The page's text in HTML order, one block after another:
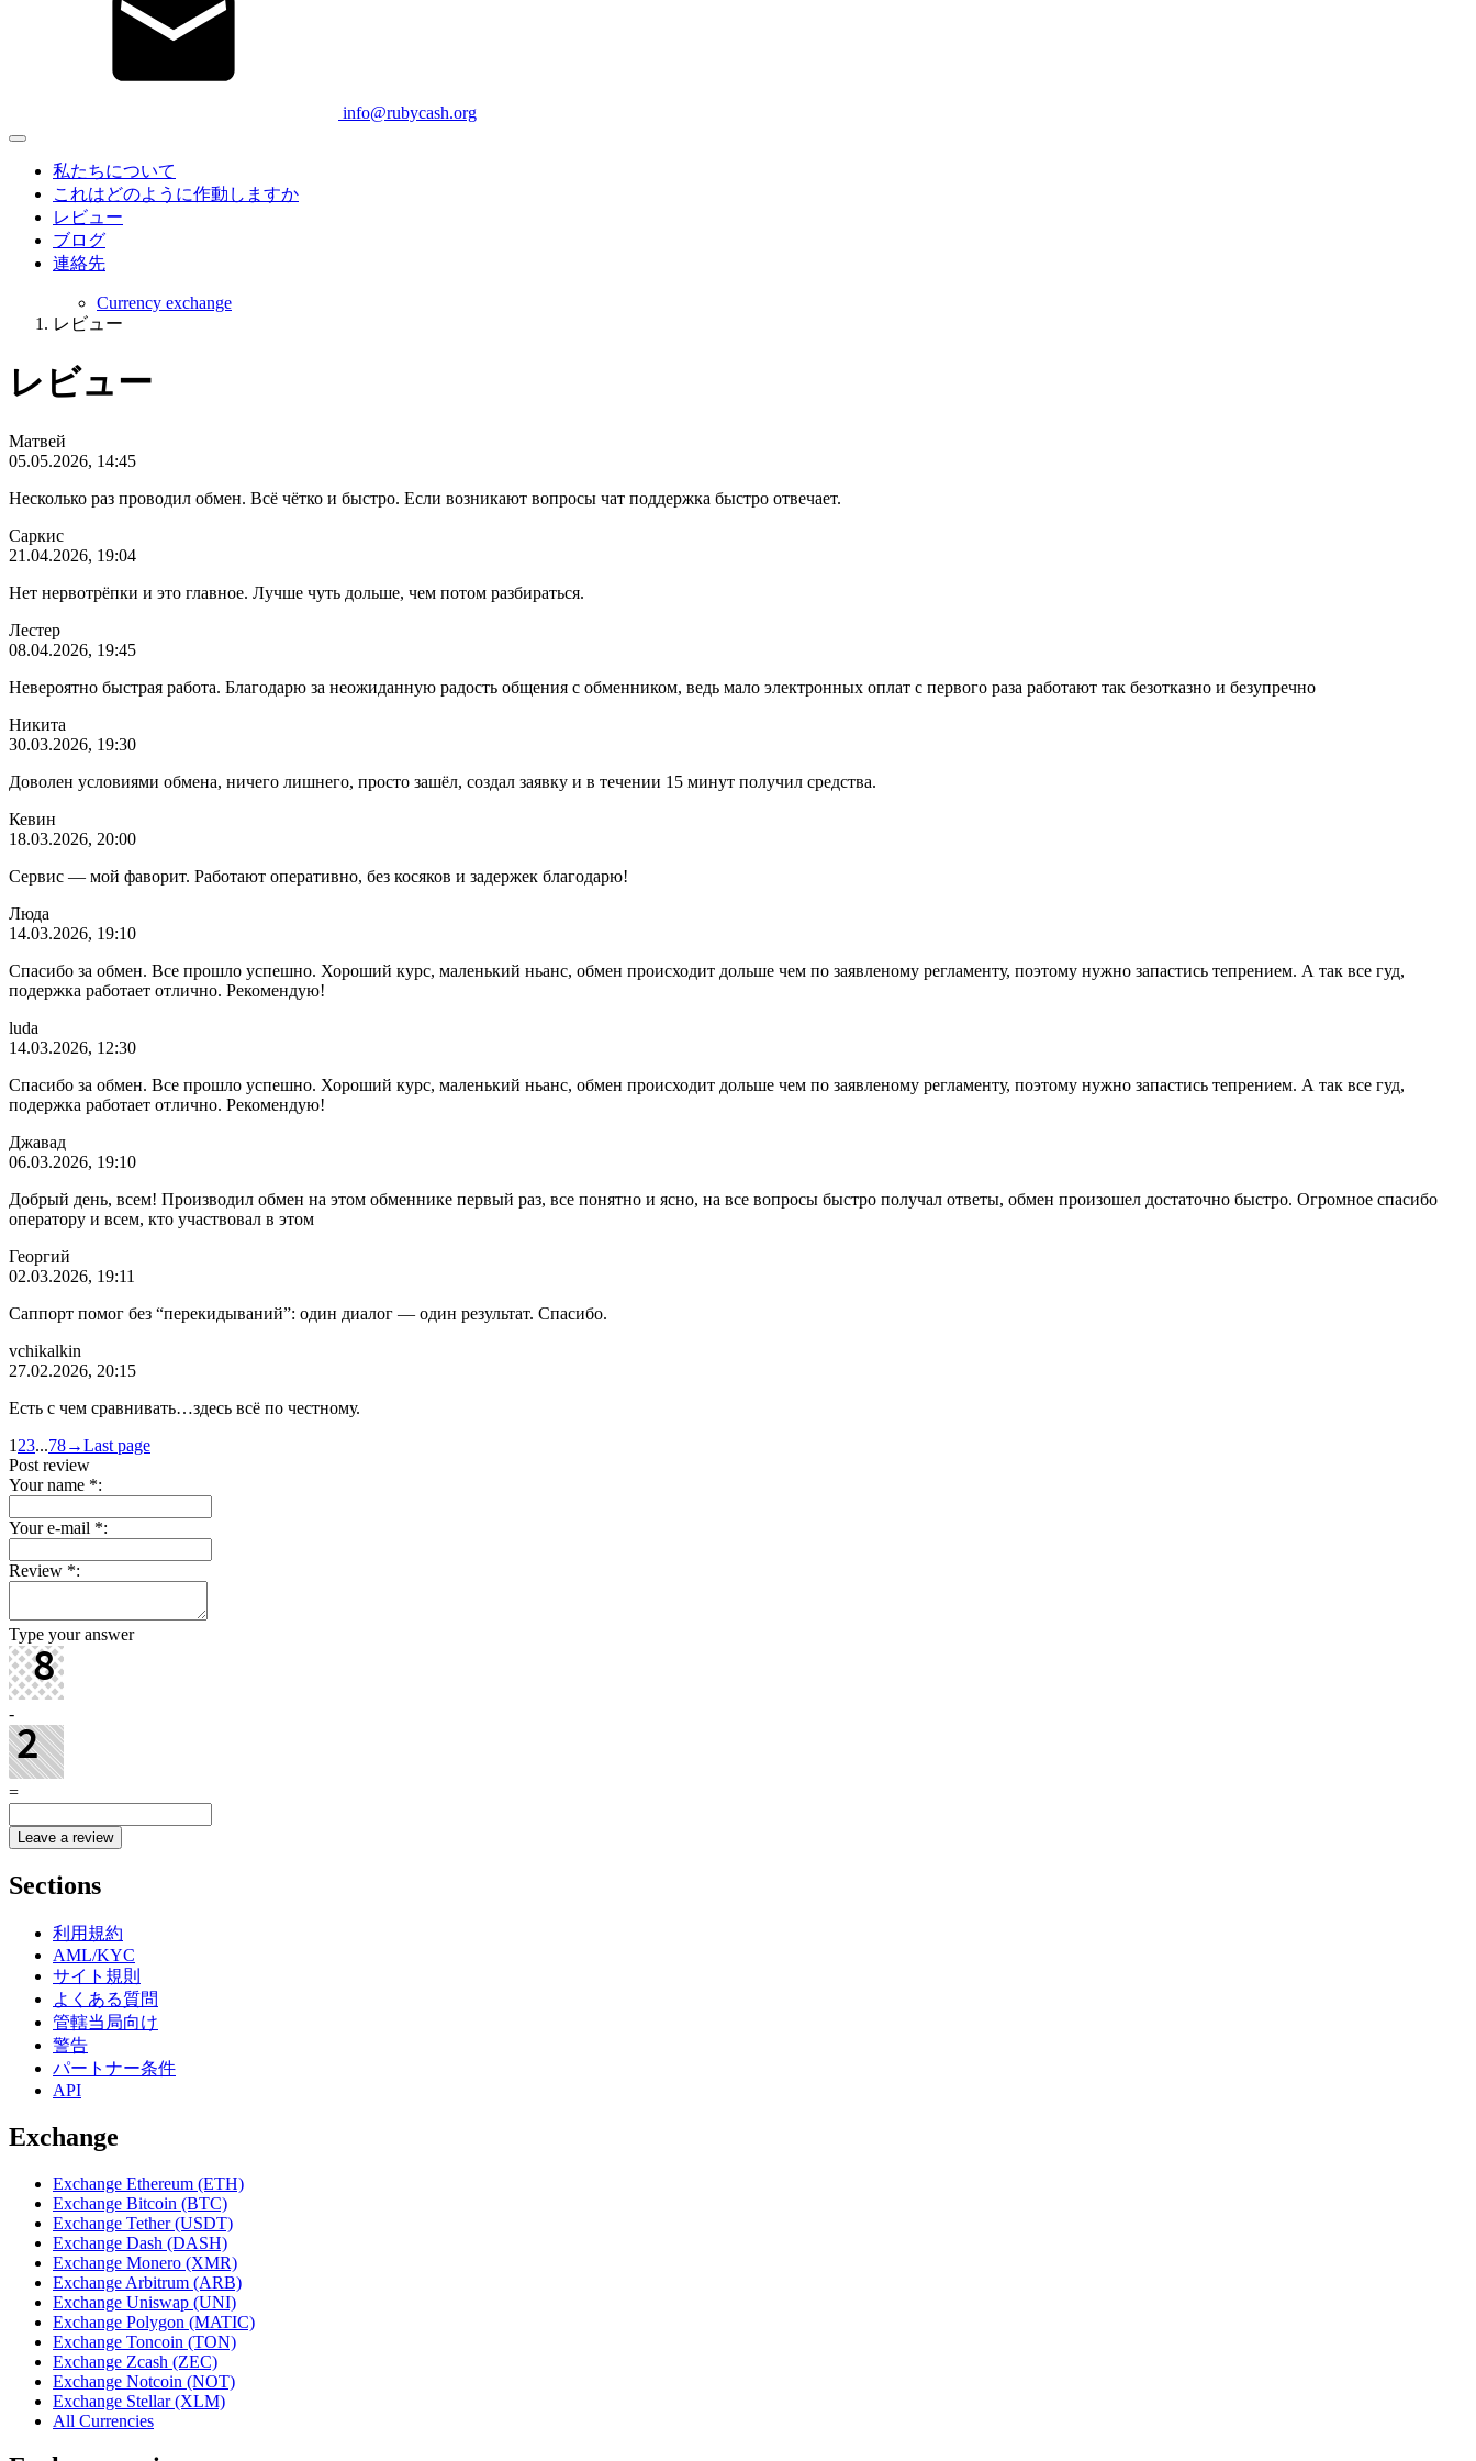
info@rubycash.org
私たちについて
これはどのように作動しますか
レビュー
ブログ
連絡先
Currency exchange
レビュー
レビュー
Матвей
05.05.2026, 14:45
Несколько раз проводил обмен. Всё чётко и быстро. Если возникают вопросы чат поддержка быстро отвечает.
Саркис
21.04.2026, 19:04
Нет нервотрёпки и это главное. Лучше чуть дольше, чем потом разбираться.
Лестер
08.04.2026, 19:45
Невероятно быстрая работа. Благодарю за неожиданную радость общения с обменником, ведь мало электронных оплат с первого раза работают так безотказно и безупречно
Никита
30.03.2026, 19:30
Доволен условиями обмена, ничего лишнего, просто зашёл, создал заявку и в течении 15 минут получил средства.
Кевин
18.03.2026, 20:00
Сервис — мой фаворит. Работают оперативно, без косяков и задержек благодарю!
Люда
14.03.2026, 19:10
Спасибо за обмен. Все прошло успешно. Хороший курс, маленький ньанс, обмен происходит дольше чем по заявленому регламенту, поэтому нужно запастись тепрением. А так все гуд,
подержка работает отлично. Рекомендую!
luda
14.03.2026, 12:30
Спасибо за обмен. Все прошло успешно. Хороший курс, маленький ньанс, обмен происходит дольше чем по заявленому регламенту, поэтому нужно запастись тепрением. А так все гуд,
подержка работает отлично. Рекомендую!
Джавад
06.03.2026, 19:10
Добрый день, всем! Производил обмен на этом обменнике первый раз, все понятно и ясно, на все вопросы быстро получал ответы, обмен произошел достаточно быстро. Огромное спасибо
оператору и всем, кто участвовал в этом
Георгий
02.03.2026, 19:11
Саппорт помог без “перекидываний”: один диалог — один результат. Спасибо.
vchikalkin
27.02.2026, 20:15
Есть с чем сравнивать…здесь всё по честному.
1 23...78→Last page
Post review
Your name *:
Your e-mail *:
Review *:
Type your answer
-
=
Sections
利用規約
AML/KYC
サイト規則
よくある質問
管轄当局向け
警告
パートナー条件
API
Exchange
Exchange Ethereum (ETH)
Exchange Bitcoin (BTC)
Exchange Tether (USDT)
Exchange Dash (DASH)
Exchange Monero (XMR)
Exchange Arbitrum (ARB)
Exchange Uniswap (UNI)
Exchange Polygon (MATIC)
Exchange Toncoin (TON)
Exchange Zcash (ZEC)
Exchange Notcoin (NOT)
Exchange Stellar (XLM)
All Currencies